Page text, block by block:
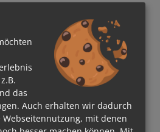
Rezeption
Check-In/Check-Out
das
Auch erhalten wir dadurch
mit denen